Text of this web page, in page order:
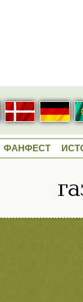
ФАНФЕСТ